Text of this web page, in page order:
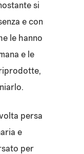
si
e con
le hanno
e le
persa
e
per